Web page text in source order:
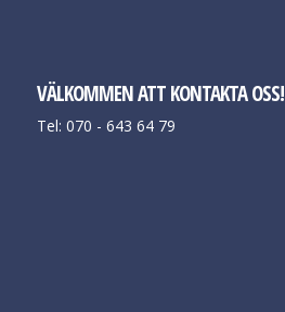
VÄLKOMMEN ATT KONTAKTA OSS!
Tel: 070 - 643 64 79